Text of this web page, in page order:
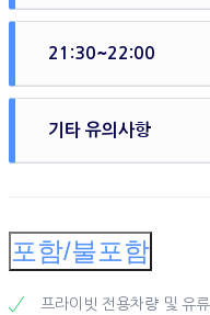
21:30~22:00
기타 유의사항
– 숙박하시는 호텔 위치
습니다.
포함/불포함
프라이빗 전용차량 및 유